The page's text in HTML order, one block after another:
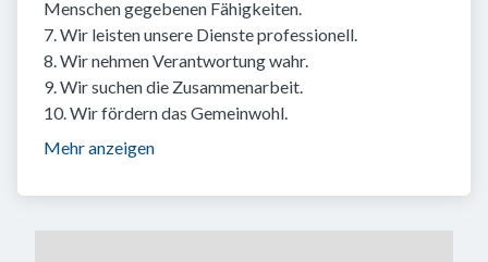
Menschen gegebenen Fähigkeiten.
7. Wir leisten unsere Dienste professionell.
8. Wir nehmen Verantwortung wahr.
9. Wir suchen die Zusammenarbeit.
10. Wir fördern das Gemeinwohl.
Mehr anzeigen